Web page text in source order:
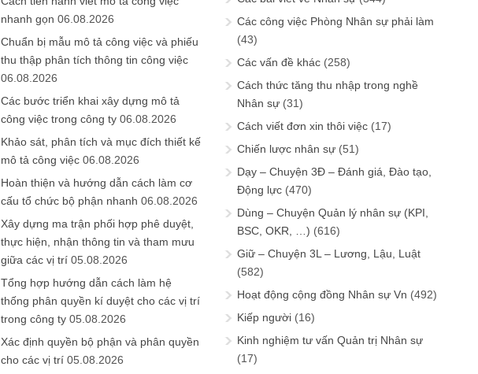
nhanh gọn 06.08.2026
Chuẩn bị mẫu mô tả công việc và phiếu
thu thập phân tích thông tin công việc
06.08.2026
Các bước triển khai xây dựng mô tả
công việc trong công ty 06.08.2026
Khảo sát, phân tích và mục đích thiết kế
mô tả công việc 06.08.2026
Hoàn thiện và hướng dẫn cách làm cơ
cấu tổ chức bộ phận nhanh 06.08.2026
Xây dựng ma trận phối hợp phê duyệt,
thực hiện, nhận thông tin và tham mưu
giữa các vị trí 05.08.2026
Tổng hợp hướng dẫn cách làm hệ
thống phân quyền kí duyệt cho các vị trí
trong công ty 05.08.2026
Xác định quyền bộ phận và phân quyền
cho các vị trí 05.08.2026
Các công việc Phòng Nhân sự phải làm
(43)
Các vấn đề khác (258)
Cách thức tăng thu nhập trong nghề
Nhân sự (31)
Cách viết đơn xin thôi việc (17)
Chiến lược nhân sự (51)
Dạy – Chuyện 3Đ – Đánh giá, Đào tạo,
Động lực (470)
Dùng – Chuyện Quản lý nhân sự (KPI,
BSC, OKR, …) (616)
Giữ – Chuyện 3L – Lương, Lậu, Luật
(582)
Hoạt động cộng đồng Nhân sự Vn (492)
Kiếp người (16)
Kinh nghiệm tư vấn Quản trị Nhân sự
(17)